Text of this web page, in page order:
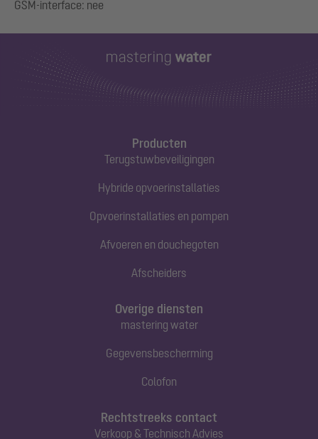
Producten
Terugstuwbeveiligingen
Hybride opvoerinstallaties
Opvoerinstallaties en pompen
Afvoeren en douchegoten
Afscheiders
Rechtstreeks contact
Verkoop & Technisch Advies
Overige diensten
mastering water
Gegevensbescherming
Colofon